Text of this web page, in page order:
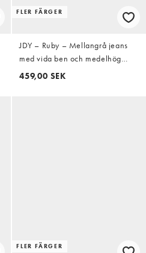
FLER FÄRGER
JDY – Ruby – Mellangrå jeans
med vida ben och medelhög
midja
459,00 SEK
FLER FÄRGER